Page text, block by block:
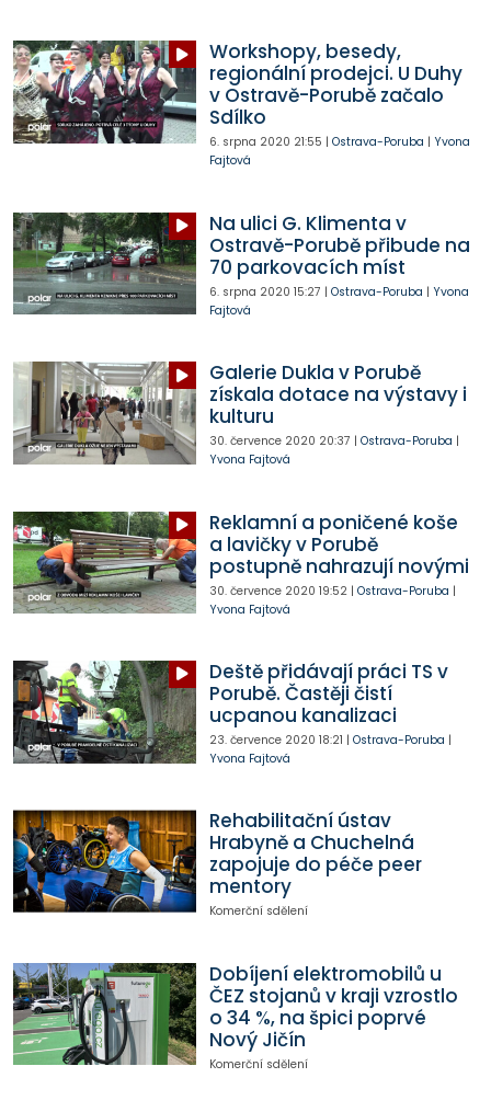
Workshopy, besedy,
regionální prodejci. U Duhy
v Ostravě-Porubě začalo
Sdílko
6. srpna 2020 21:55 | Ostrava-Poruba | Yvona
Fajtová
Na ulici G. Klimenta v
Ostravě-Porubě přibude na
70 parkovacích míst
6. srpna 2020 15:27 | Ostrava-Poruba | Yvona
Fajtová
Galerie Dukla v Porubě
získala dotace na výstavy i
kulturu
30. července 2020 20:37 | Ostrava-Poruba |
Yvona Fajtová
Reklamní a poničené koše
a lavičky v Porubě
postupně nahrazují novými
30. července 2020 19:52| Ostrava-Poruba |
Yvona Fajtová
Deště přidávají práci TS v
Porubě. Častěji čistí
ucpanou kanalizaci
23. července 2020 18:21 | Ostrava-Poruba |
Yvona Fajtová
Rehabilitační ústav
Hrabyně a Chuchelná
zapojuje do péče peer
mentory
Komerční sdělení
Dobíjení elektromobilů u
ČEZ stojanů v kraji vzrostlo
o 34 %, na špici poprvé
Nový Jičín
Komerční sdělení